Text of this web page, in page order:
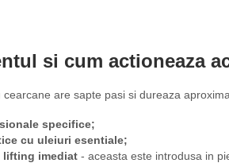
si cum actioneaza
are sapte pasi si dureaza
specifice;
cu uleiuri esentiale;
lifting imediat - aceasta este introdusa in